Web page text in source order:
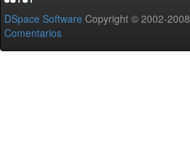
DSpace Software Copyright © 2002-2008
Comentarios